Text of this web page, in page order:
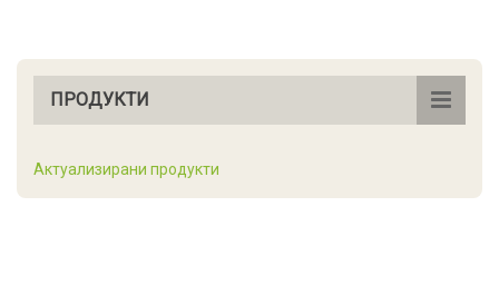
ПРОДУКТИ
Актуализирани продукти